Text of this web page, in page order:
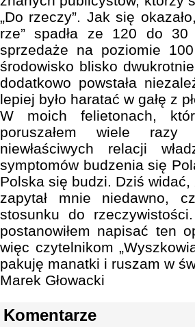
„Do rzeczy”. Jak się
rze” spadła ze 120 do
sprzedaże na poziomie
środowisko blisko
dodatkowo powstała
lepiej było haratać w gałę z
W moich felietonach,
poruszałem wiele razy
niewłaściwych relacji
symptomów budzenia się
Polska się budzi. Dziś
zapytał mnie niedawno,
stosunku do
postanowiłem napisać ten
więc czytelnikom
pakuję manatki i ruszam w
Marek Głowacki
Komentarze